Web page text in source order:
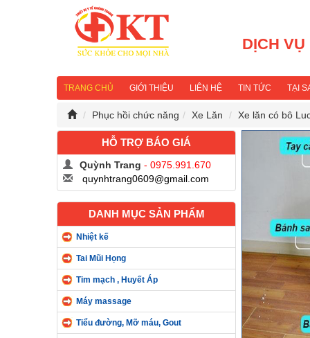
DỊCH
TRANG CHỦ GIỚI THIỆU LIÊN HỆ TIN TỨC TẠI
Phục hồi chức năng Xe Lăn Xe lăn có bô
HỖ TRỢ BÁO GIÁ
Quỳnh Trang - 0975.991.670
quynhtrang0609@gmail.com
DANH MỤC SẢN PHẨM
Nhiệt kế
Tai Mũi Họng
Tim mạch , Huyết Áp
Máy massage
Tiểu đường, Mỡ máu, Gout